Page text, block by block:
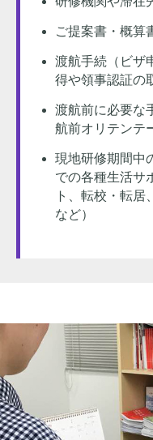
ご提案書・概算
渡航手続（ビザ
得や領事認証の
渡航前に必要な
航前オリテンテ
現地研修期間中
での各種生活サ
ト、転校・転
など）